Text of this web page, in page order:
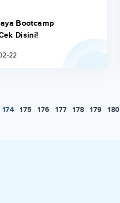
Bootcamp
Disini!
22
174 175 176 177 178 179 180